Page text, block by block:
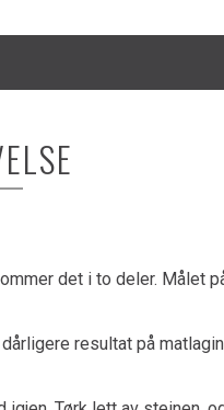
det i to deler. Målet
resultat på